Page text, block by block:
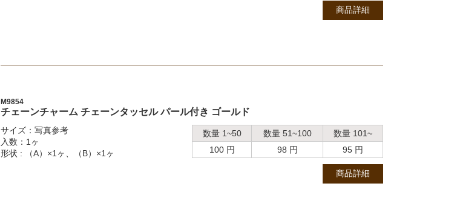
商品詳細
M9854
チェーンチャーム チェーンタッセル パール付き ゴールド
サイズ：写真参考
入数：1ヶ
形状 : （A）×1ヶ、（B）×1ヶ
数量 1~50 数量 51~100
数量 101~
100 円
98 円 95 円
商品詳細